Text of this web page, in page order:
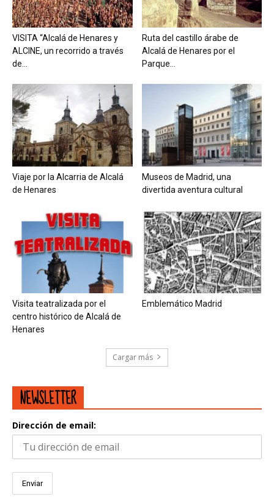
VISITA “Alcalá de Henares y
ALCINE, un recorrido a través
de...
Ruta del castillo árabe de
Alcalá de Henares por el
Parque...
Viaje por la Alcarria de Alcalá
de Henares
Museos de Madrid, una
divertida aventura cultural
Visita teatralizada por el
centro histórico de Alcalá de
Henares
Emblemático Madrid
Cargar más
NEWSLETTER
Dirección de email: